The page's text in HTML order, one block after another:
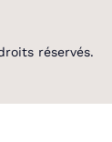
réservés.